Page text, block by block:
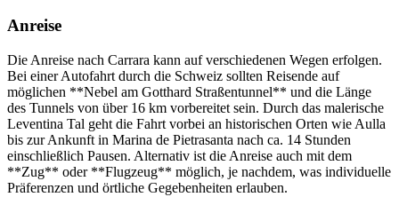
Anreise
Die Anreise nach Carrara kann auf verschiedenen Wegen erfolgen.
Bei einer Autofahrt durch die Schweiz sollten Reisende auf
möglichen **Nebel am Gotthard Straßentunnel** und die Länge
des Tunnels von über 16 km vorbereitet sein. Durch das malerische
Leventina Tal geht die Fahrt vorbei an historischen Orten wie Aulla
bis zur Ankunft in Marina de Pietrasanta nach ca. 14 Stunden
einschließlich Pausen. Alternativ ist die Anreise auch mit dem
**Zug** oder **Flugzeug** möglich, je nachdem, was individuelle
Präferenzen und örtliche Gegebenheiten erlauben.